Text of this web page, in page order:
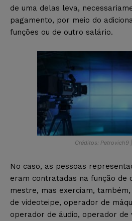
de uma delas leva,
pagamento, por meio do
funções ou de outro salário.
Créditos: Petrovich9
No caso, as pessoas
eram contratadas na função de
mestre, mas exerciam,
de videoteipe, operador de
operador de áudio, operador de